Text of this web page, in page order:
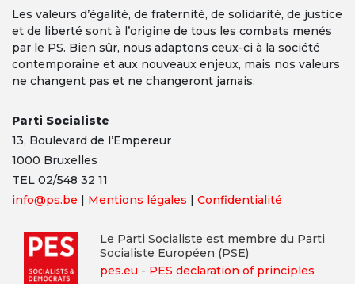
Les valeurs d’égalité, de fraternité, de solidarité, de justice
et de liberté sont à l’origine de tous les combats menés
par le PS. Bien sûr, nous adaptons ceux-ci à la société
contemporaine et aux nouveaux enjeux, mais nos valeurs
ne changent pas et ne changeront jamais.
Parti Socialiste
13, Boulevard de l’Empereur
1000 Bruxelles
TEL 02/548 32 11
info@ps.be
Mentions légales Confidentialité
Le Parti Socialiste est membre du Parti
Socialiste Européen (PSE)
pes.eu - PES declaration of principles